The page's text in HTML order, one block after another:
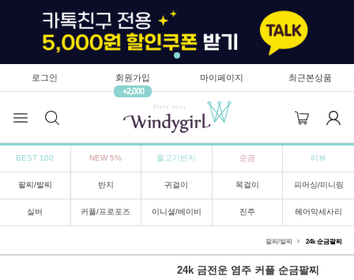
로그인
회원가입
+2,000
마이페이지 최근본상품
BEST 100 NEW 5% 물고기반지 순금 리뷰
팔찌/발찌 반지 귀걸이 목걸이 피어싱/미니링
실버 커플/프로포즈 이니셜/베이비 진주 헤어악세사리
팔찌/발찌 24k 순금팔찌
24k 금전운 염주 커플 순금팔찌